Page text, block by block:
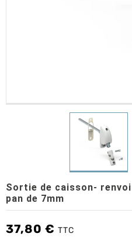
Sortie de caisson-
pan de 7mm
37,80 € TTC